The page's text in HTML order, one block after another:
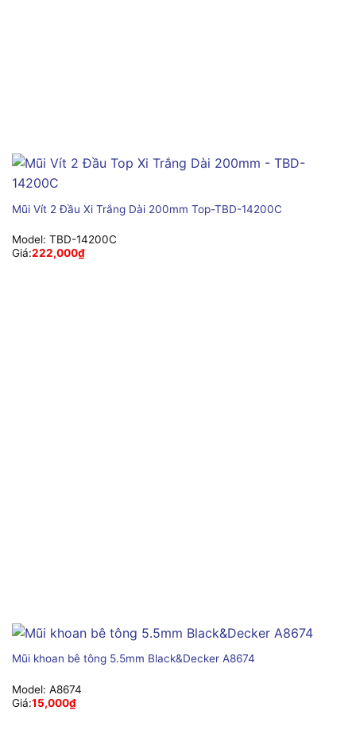
Mũi Vít 2 Đầu Xi Trắng Dài 200mm Top-TBD-14200C
Model: TBD-14200C
Giá:222,000₫
Mũi khoan bê tông 5.5mm Black&Decker A8674
Model: A8674
Giá:15,000₫